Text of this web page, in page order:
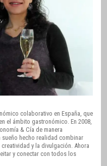
colaborativo en España, que
el ámbito gastronómico. En 2008,
& Cía de manera
hecho realidad combinar
y la divulgación. Ahora
y conectar con todos los